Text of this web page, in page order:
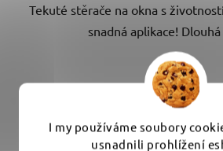
I my používáme soubory
usnadnili prohlížení
Tekuté stěrače na okna s
snadná aplikace! Dlouhá